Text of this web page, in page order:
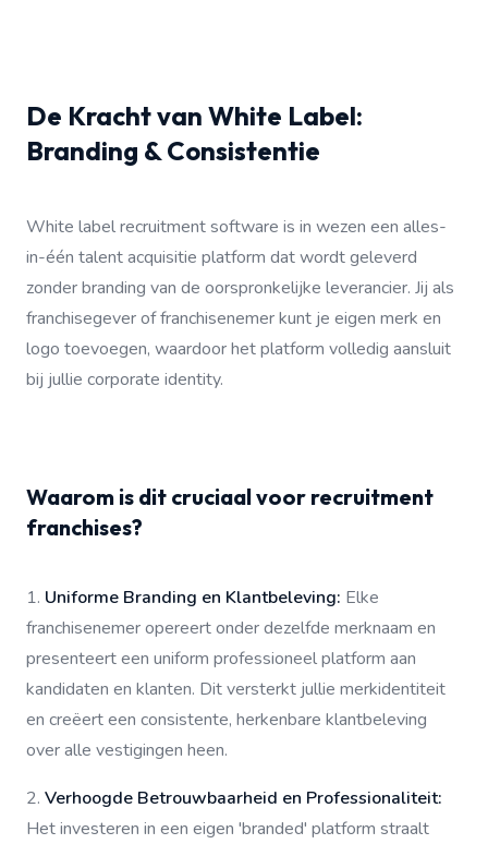
De Kracht van White Label:
Branding & Consistentie
White label recruitment software is in wezen een alles-
in-één talent acquisitie platform dat wordt geleverd
zonder branding van de oorspronkelijke leverancier. Jij als
franchisegever of franchisenemer kunt je eigen merk en
logo toevoegen, waardoor het platform volledig aansluit
bij jullie corporate identity.
Waarom is dit cruciaal voor recruitment
franchises?
1. Uniforme Branding en Klantbeleving: Elke
franchisenemer opereert onder dezelfde merknaam en
presenteert een uniform professioneel platform aan
kandidaten en klanten. Dit versterkt jullie merkidentiteit
en creëert een consistente, herkenbare klantbeleving
over alle vestigingen heen.
2. Verhoogde Betrouwbaarheid en Professionaliteit:
Het investeren in een eigen 'branded' platform straalt